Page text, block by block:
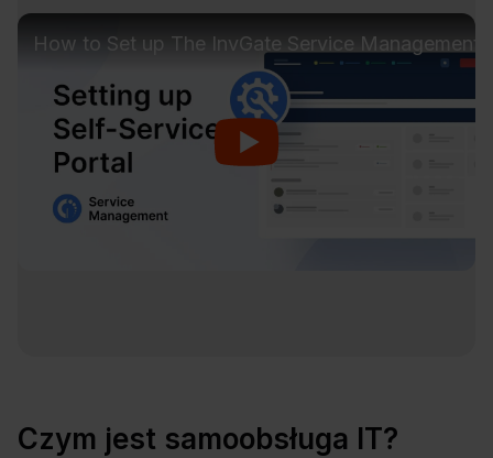
How to Set up The InvGate Service Management
Czym jest samoobsługa IT?